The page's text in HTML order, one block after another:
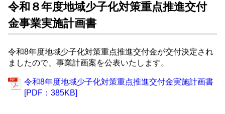
令和８年度地域少子化対策重点推進交付
金事業実施計画書
令和8年度地域少子化対策重点推進交付金が交付決定され
ましたので、事業計画案を公表いたします。
令和8年度地域少子化対策重点推進交付金実施計画書
[PDF：385KB]